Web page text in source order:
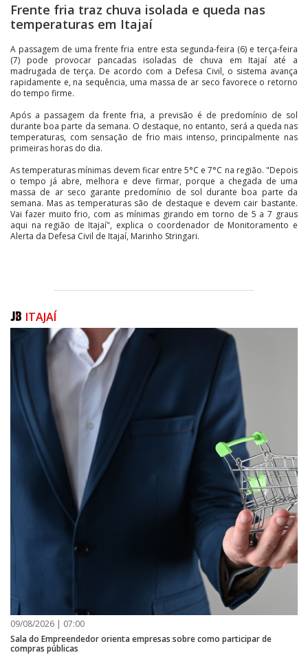
Frente fria traz chuva isolada e queda nas
temperaturas em Itajaí
A passagem de uma frente fria entre esta segunda-feira (6) e terça-feira
(7) pode provocar pancadas isoladas de chuva em Itajaí até a
madrugada de terça. De acordo com a Defesa Civil, o sistema avança
rapidamente e, na sequência, uma massa de ar seco favorece o retorno
do tempo firme.
Após a passagem da frente fria, a previsão é de predomínio de sol
durante boa parte da semana. O destaque, no entanto, será a queda nas
temperaturas, com sensação de frio mais intenso, principalmente nas
primeiras horas do dia.
As temperaturas mínimas devem ficar entre 5°C e 7°C na região. "Depois
o tempo já abre, melhora e deve firmar, porque a chegada de uma
massa de ar seco garante predomínio de sol durante boa parte da
semana. Mas as temperaturas são de destaque e devem cair bastante.
Vai fazer muito frio, com as mínimas girando em torno de 5 a 7 graus
aqui na região de Itajaí", explica o coordenador de Monitoramento e
Alerta da Defesa Civil de Itajaí, Marinho Stringari.
ITAJAÍ
09/08/2026 | 07:00
Sala do Empreendedor orienta empresas sobre como participar de
compras públicas